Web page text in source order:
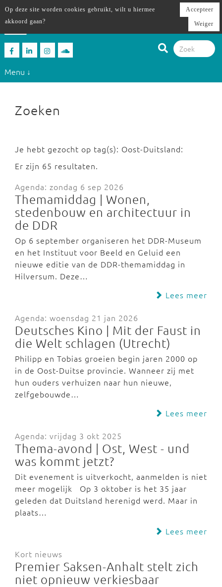
Menu ↓
Zoeken
Je hebt gezocht op tag(s): Oost-Duitsland:
Er zijn 65 resultaten.
Agenda: zondag 6 sep 2026
Themamiddag | Wonen,
stedenbouw en architectuur in
de DDR
Op 6 september organiseren het DDR-Museum
en het Instituut voor Beeld en Geluid een
nieuwe editie van de DDR-themamiddag in
Hilversum. Deze…
Lees meer
Agenda: woensdag 21 jan 2026
Deutsches Kino | Mit der Faust in
die Welt schlagen (Utrecht)
Philipp en Tobias groeien begin jaren 2000 op
in de Oost-Duitse provincie. Wanneer zij met
hun ouders verhuizen naar hun nieuwe,
zelfgebouwde…
Lees meer
Agenda: vrijdag 3 okt 2025
Thema-avond | Ost, West - und
was kommt jetzt?
Dit evenement is uitverkocht, aanmelden is niet
meer mogelijk Op 3 oktober is het 35 jaar
geleden dat Duitsland herenigd werd. Maar in
plaats…
Lees meer
Kort nieuws
Premier Saksen-Anhalt stelt zich
niet opnieuw verkiesbaar
Op deze site worden cookies gebruikt, wilt u hiermee
akkoord gaan?
Accepteer
Weiger